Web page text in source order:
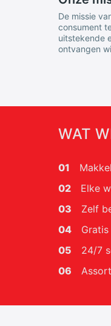
De missie
consument
uitstekende
ontvangen
WAT
01
02
Elke
03
Zelf
04
05
24/7
06